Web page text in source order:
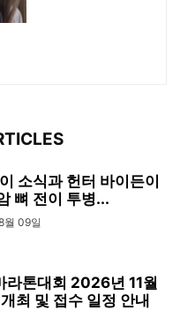
소식과 헌터 바이든이
뼈 전이 투병...
월 09일
라톤대회 2026년 11월
최 및 접수 일정 안내